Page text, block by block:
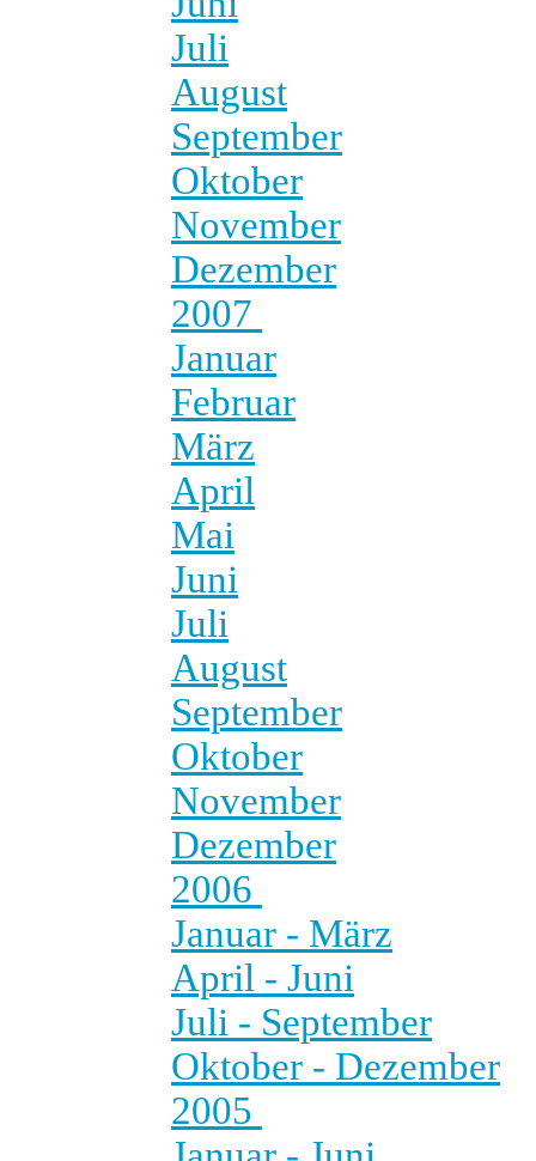
Juli
August
September
Oktober
November
Dezember
2007
Januar
Februar
März
April
Mai
Juni
Juli
August
September
Oktober
November
Dezember
2006
Januar - März
April - Juni
Juli - September
Oktober - Dezember
2005